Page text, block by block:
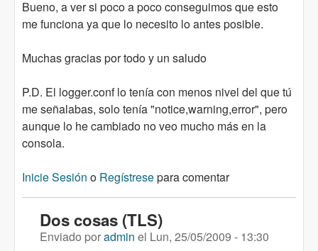
Bueno, a ver si poco a poco conseguimos que esto
me funciona ya que lo necesito lo antes posible.
Muchas gracias por todo y un saludo
P.D. El logger.conf lo tenía con menos nivel del que tú
me señalabas, solo tenía "notice,warning,error", pero
aunque lo he cambiado no veo mucho más en la
consola.
Inicie Sesión o Regístresepara comentar
Dos cosas (TLS)
Enviado poradmin el Lun, 25/05/2009 - 13:30